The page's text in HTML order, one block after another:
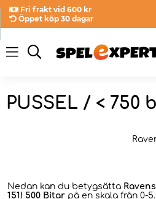
Fri frakt vid 600 kr
Öppet köp 30 dagar
PUSSEL / < 750
Nedan kan du betygsätta
151! 500 Bitar på en skala från 0-